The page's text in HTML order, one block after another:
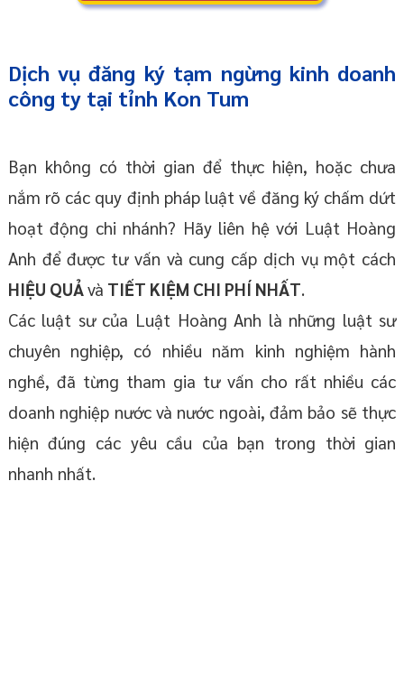
Dịch vụ đăng ký tạm ngừng kinh doanh
công ty tại tỉnh Kon Tum
Bạn không có thời gian để thực hiện, hoặc chưa
nắm rõ các quy định pháp luật về đăng ký chấm dứt
hoạt động chi nhánh? Hãy liên hệ với Luật Hoàng
Anh để được tư vấn và cung cấp dịch vụ một cách
HIỆU QUẢvà TIẾT KIỆM CHI PHÍ NHẤT.
Các luật sư của Luật Hoàng Anh là những luật sư
chuyên nghiệp, có nhiều năm kinh nghiệm hành
nghề, đã từng tham gia tư vấn cho rất nhiều các
doanh nghiệp nước và nước ngoài, đảm bảo sẽ thực
hiện đúng các yêu cầu của bạn trong thời gian
nhanh nhất.